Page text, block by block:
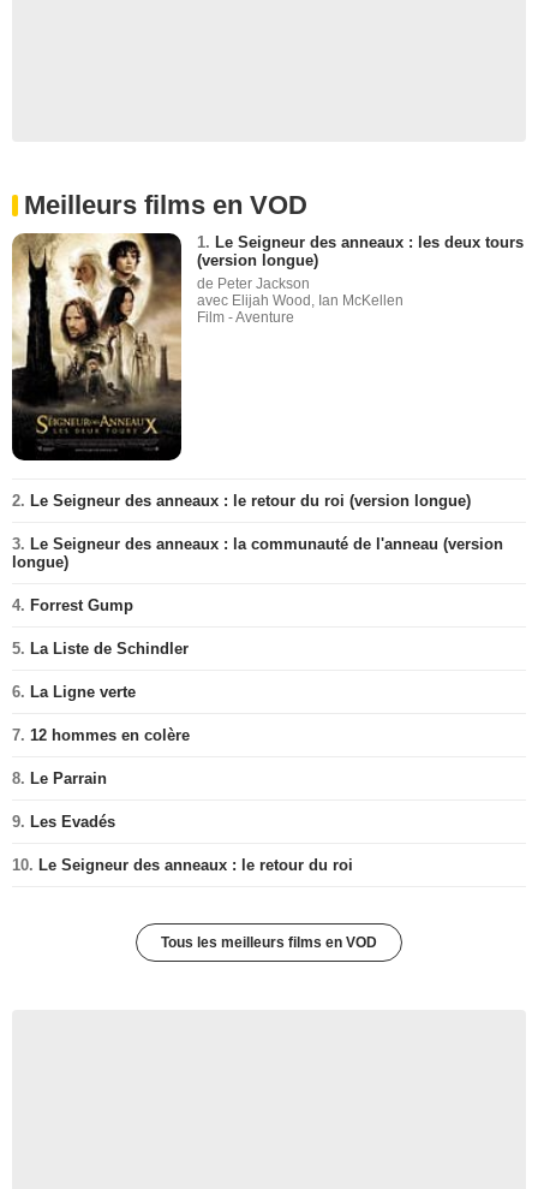
Meilleurs films en VOD
1. Le Seigneur des anneaux : les deux tours
(version longue)
de Peter Jackson
avec Elijah Wood, Ian McKellen
Film - Aventure
2. Le Seigneur des anneaux : le retour du roi (version longue)
3. Le Seigneur des anneaux : la communauté de l'anneau (version
longue)
4. Forrest Gump
5. La Liste de Schindler
6. La Ligne verte
7. 12 hommes en colère
8. Le Parrain
9. Les Evadés
10. Le Seigneur des anneaux : le retour du roi
Tous les meilleurs films en VOD